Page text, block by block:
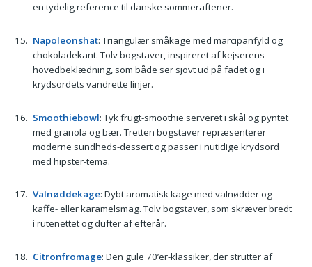
en tydelig reference til danske sommeraftener.
Napoleonshat: Triangulær småkage med marcipanfyld og
chokoladekant. Tolv bogstaver, inspireret af kejserens
hovedbeklædning, som både ser sjovt ud på fadet og i
krydsordets vandrette linjer.
Smoothiebowl: Tyk frugt-smoothie serveret i skål og pyntet
med granola og bær. Tretten bogstaver repræsenterer
moderne sundheds-dessert og passer i nutidige krydsord
med hipster-tema.
Valnøddekage: Dybt aromatisk kage med valnødder og
kaffe- eller karamelsmag. Tolv bogstaver, som skræver bredt
i rutenettet og dufter af efterår.
Citronfromage: Den gule 70’er-klassiker, der strutter af